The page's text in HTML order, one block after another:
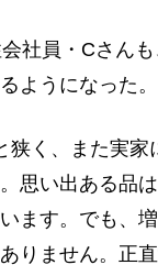
社員・Cさん
ようになった。
狭く、また実
思い出ある品
ます。でも、
りません。正